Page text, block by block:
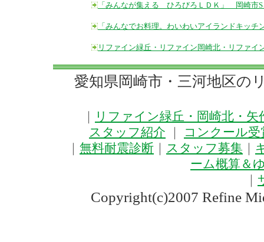
「みんなが集える ひろびろＬＤＫ」 岡崎市S
「みんなでお料理。わいわいアイランドキッ
リファイン緑丘・リファイン岡崎北・リファイ
愛知県岡崎市・三河地区の
｜
リファイン緑丘・岡崎北・矢
スタッフ紹介 ｜
コンクール受
｜ 無料耐震診断 ｜ スタッフ募集 ｜
ーム概算＆
｜
Copyright(c)2007 Refine